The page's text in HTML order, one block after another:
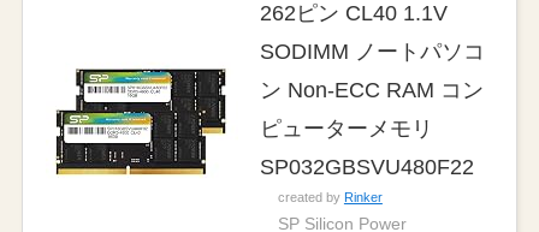
262ピン CL40 1.1V
SODIMM ノートパソコ
ン Non-ECC RAM コン
ピューターメモリ
SP032GBSVU480F22
created by Rinker
SP Silicon Power